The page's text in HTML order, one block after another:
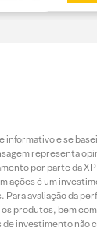
e se
representa
por parte da
é um
avaliação da
produtos, bem
investimento não